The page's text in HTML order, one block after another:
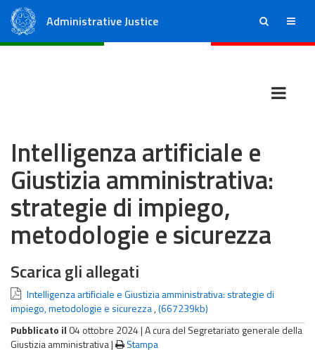
Administrative Justice ricerca menu
Intelligenza artificiale e
Giustizia amministrativa:
strategie di impiego,
metodologie e sicurezza
Scarica gli allegati
Intelligenza artificiale e Giustizia amministrativa: strategie di
impiego, metodologie e sicurezza,(667239kb)
Pubblicato il 04 ottobre 2024 |A cura del Segretariato generale della
Giustizia amministrativa| Stampa